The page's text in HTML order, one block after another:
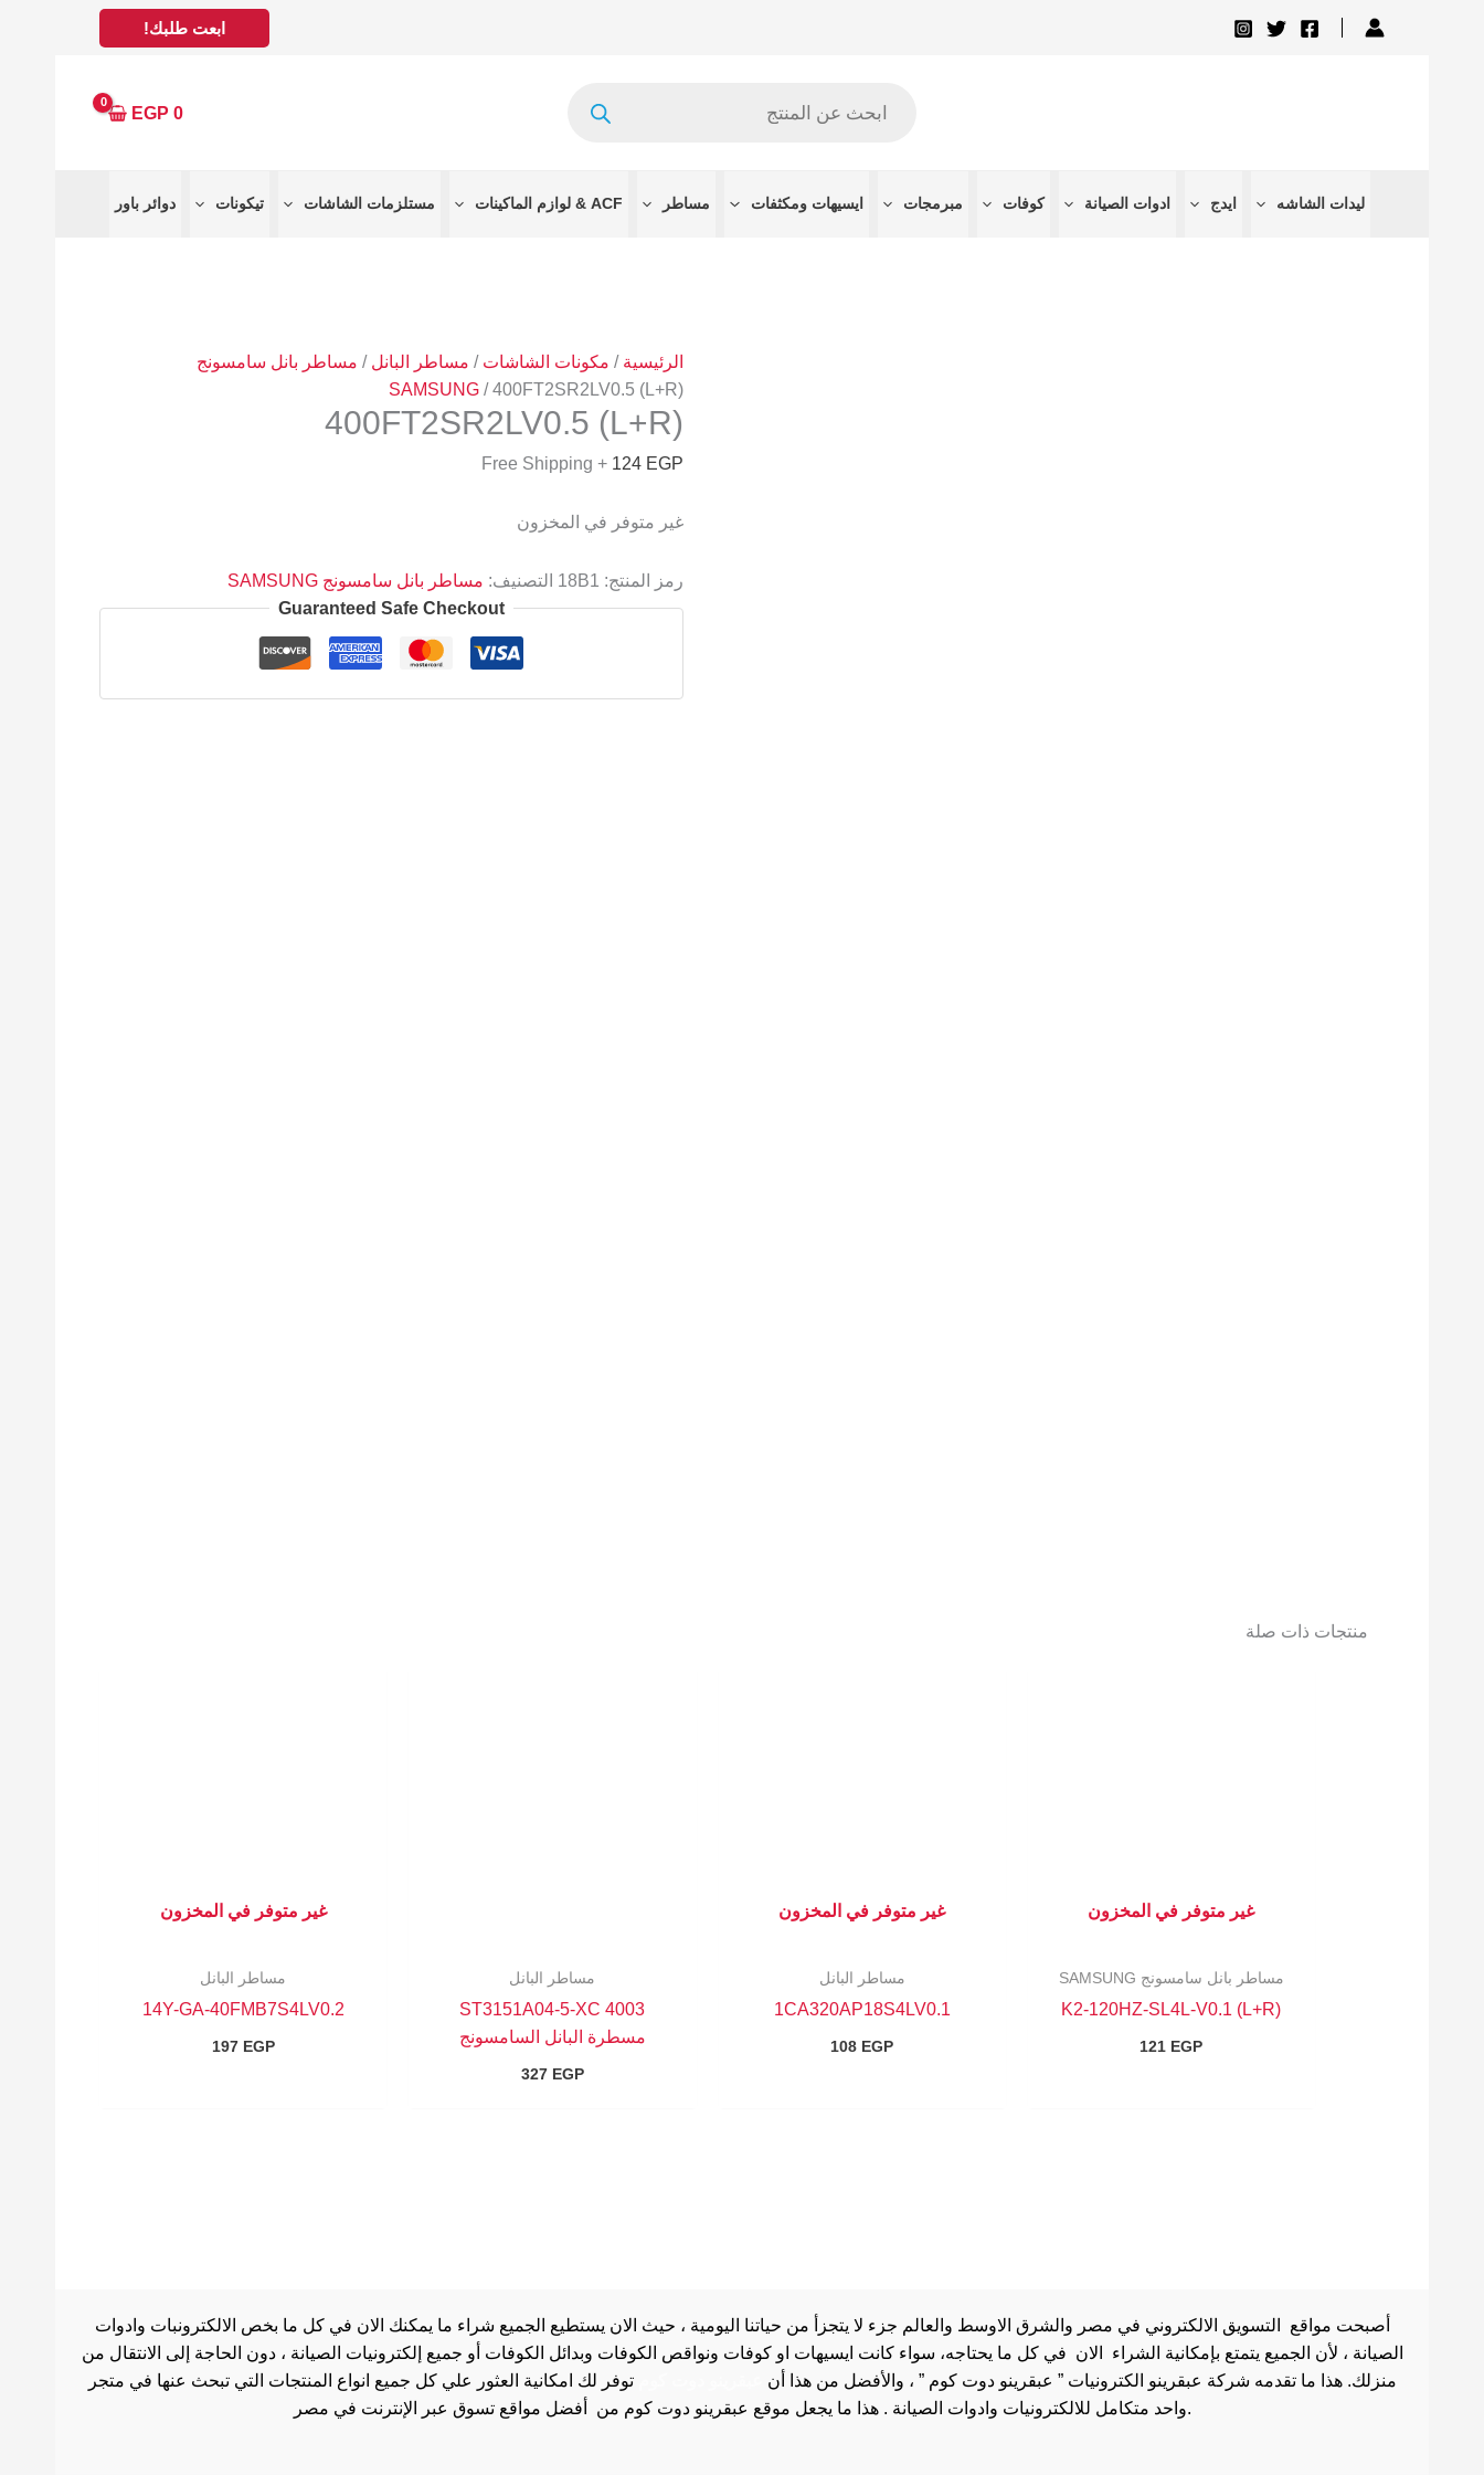
ابعت طلبك!
0
EGP
ليدات الشاشه ايدج ادوات الصيانة كوفات مبرمجات ايسيهات ومكثفات مساطر ACF & لوازم الماكينات مستلزمات الشاشات تيكونات دوائر باور
الرئيسية / مكونات الشاشات / مساطر البانل / مساطر بانل سامسونج
SAMSUNG/ 400FT2SR2LV0.5 (L+R)
400FT2SR2LV0.5 (L+R)
124 EGP
+ Free Shipping
غير متوفر في المخزون
رمز المنتج: 18B1 التصنيف: مساطر بانل سامسونج SAMSUNG
Guaranteed Safe Checkout
منتجات ذات صلة
غير متوفر في المخزون
مساطر بانل سامسونج SAMSUNG
K2-120HZ-SL4L-V0.1 (L+R)
121 EGP
غير متوفر في المخزون
مساطر البانل
1CA320AP18S4LV0.1
108 EGP
مساطر البانل
ST3151A04-5-XC 4003
مسطرة البانل السامسونج
327 EGP
غير متوفر في المخزون
مساطر البانل
14Y-GA-40FMB7S4LV0.2
197 EGP
أصبحت مواقع التسويق الالكتروني في مصر والشرق الاوسط والعالم جزء لا يتجزأ من حياتنا اليومية ، حيث الان يستطيع الجميع شراء ما يمكنك الان في كل ما بخص الالكترونبات وادوات
الصيانة ، لأن الجميع يتمتع بإمكانية الشراء الان في كل ما يحتاجه، سواء كانت ايسيهات او كوفات ونواقص الكوفات وبدائل الكوفات أو جميع إلكترونيات الصيانة ، دون الحاجة إلى الانتقال من
منزلك. هذا ما تقدمه شركة عبقرينو الكترونيات ” عبقرينو دوت كوم ” ، والأفضل من هذا أن
توفر لك امكانية العثور علي كل جميع انواع المنتجات التي تبحث عنها في متجر
واحد متكامل للالكترونيات وادوات الصيانة . هذا ما يجعل موقع عبقرينو دوت كوم من أفضل مواقع تسوق عبر الإنترنت في مصر.